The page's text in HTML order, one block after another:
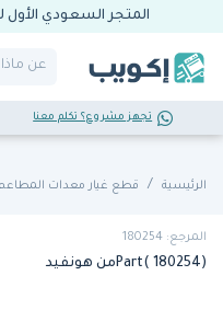
المتجر السعودي
تجهز مشروع؟ تكلم معنا
الرئيسية قطع غيار معدات
المرجع: 180254
Part( 180254)من هونفيد